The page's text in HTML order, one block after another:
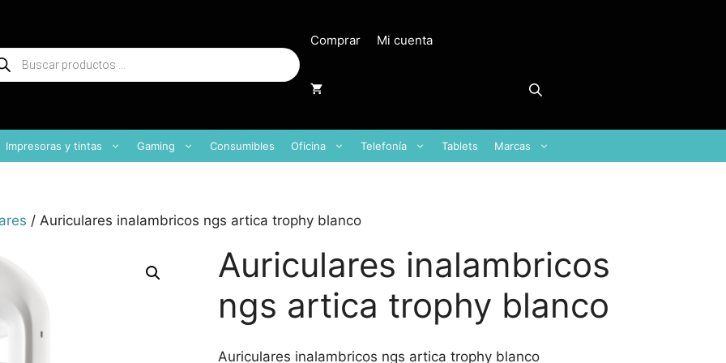
Comprar Mi cuenta
Impresoras y tintas Gaming Consumibles Oficina Telefonía Tablets Marcas
/ Auriculares inalambricos ngs artica trophy blanco
Auriculares inalambricos
ngs artica trophy blanco
Auriculares inalambricos ngs artica trophy blanco